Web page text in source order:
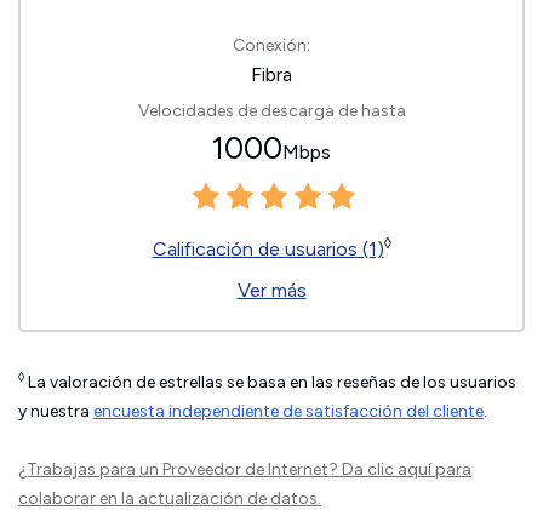
Conexión:
Fibra
Velocidades de descarga de hasta
1000Mbps
Calificación de usuarios (1)◊
Ver más
◊ La valoración de estrellas se basa en las reseñas de los usuarios
y nuestra encuesta independiente de satisfacción del cliente.
¿Trabajas para un Proveedor de Internet? Da clic aquípara
colaborar en la actualización de datos.